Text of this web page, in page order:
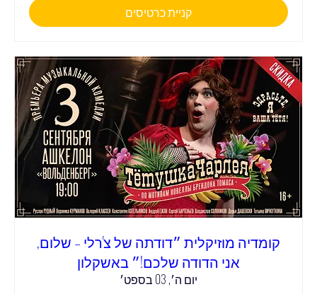
קניית כרטיסים
קומדיה מוזיקלית ״דודתה של צ'רלי – שלום,
אני הדודה שלכם!״ באשקלון
יום ה׳, 03 בספט׳